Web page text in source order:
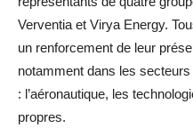
Verventia et Virya Energy.
un renforcement de leur
notamment dans les
: l’aéronautique, les
propres.